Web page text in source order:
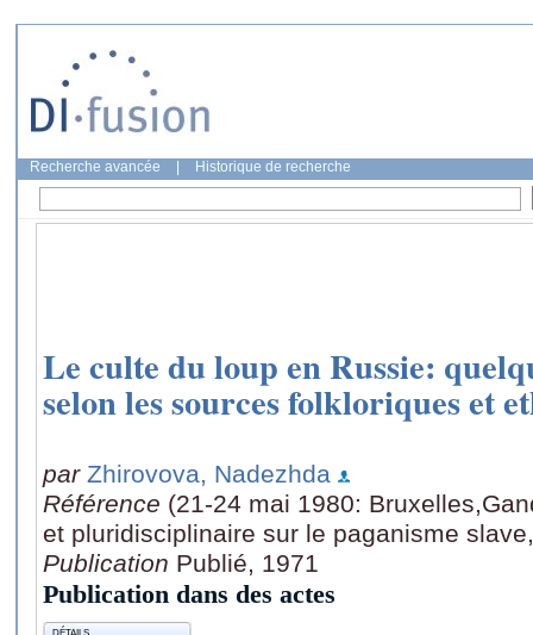
Recherche avancée Historique de recherche
Le culte du loup en Russie:
selon les sources folkloriques et
par Zhirovova, Nadezhda
Référence (21-24 mai 1980:
et pluridisciplinaire sur le paganisme
Publication Publié, 1971
Publication dans des actes